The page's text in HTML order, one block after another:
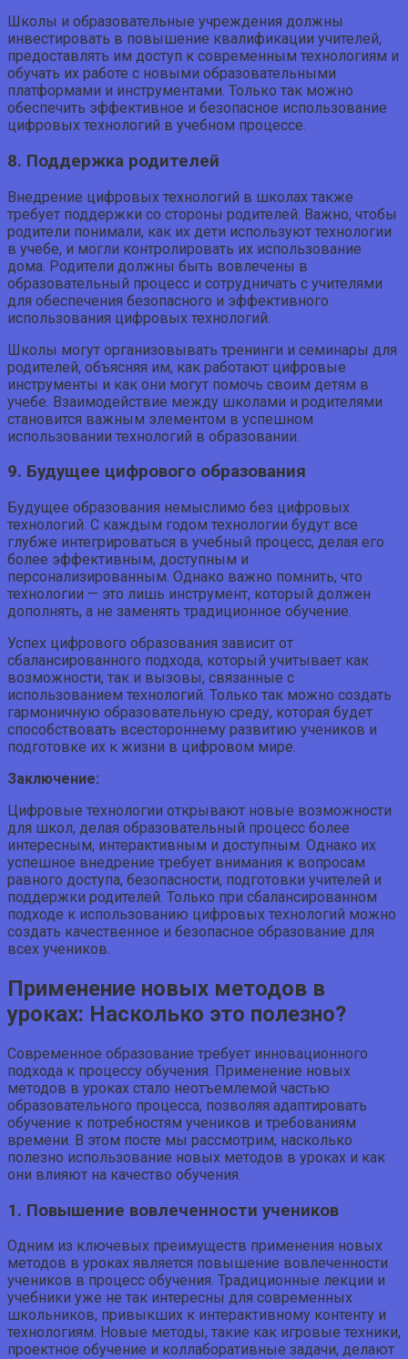
Школы и образовательные учреждения должны
инвестировать в повышение квалификации учителей,
предоставлять им доступ к современным технологиям и
обучать их работе с новыми образовательными
платформами и инструментами. Только так можно
обеспечить эффективное и безопасное использование
цифровых технологий в учебном процессе.
8. Поддержка родителей
Внедрение цифровых технологий в школах также
требует поддержки со стороны родителей. Важно, чтобы
родители понимали, как их дети используют технологии
в учебе, и могли контролировать их использование
дома. Родители должны быть вовлечены в
образовательный процесс и сотрудничать с учителями
для обеспечения безопасного и эффективного
использования цифровых технологий.
Школы могут организовывать тренинги и семинары для
родителей, объясняя им, как работают цифровые
инструменты и как они могут помочь своим детям в
учебе. Взаимодействие между школами и родителями
становится важным элементом в успешном
использовании технологий в образовании.
9. Будущее цифрового образования
Будущее образования немыслимо без цифровых
технологий. С каждым годом технологии будут все
глубже интегрироваться в учебный процесс, делая его
более эффективным, доступным и
персонализированным. Однако важно помнить, что
технологии — это лишь инструмент, который должен
дополнять, а не заменять традиционное обучение.
Успех цифрового образования зависит от
сбалансированного подхода, который учитывает как
возможности, так и вызовы, связанные с
использованием технологий. Только так можно создать
гармоничную образовательную среду, которая будет
способствовать всестороннему развитию учеников и
подготовке их к жизни в цифровом мире.
Заключение:
Цифровые технологии открывают новые возможности
для школ, делая образовательный процесс более
интересным, интерактивным и доступным. Однако их
успешное внедрение требует внимания к вопросам
равного доступа, безопасности, подготовки учителей и
поддержки родителей. Только при сбалансированном
подходе к использованию цифровых технологий можно
создать качественное и безопасное образование для
всех учеников.
Применение новых методов в
уроках: Насколько это полезно?
Современное образование требует инновационного
подхода к процессу обучения. Применение новых
методов в уроках стало неотъемлемой частью
образовательного процесса, позволяя адаптировать
обучение к потребностям учеников и требованиям
времени. В этом посте мы рассмотрим, насколько
полезно использование новых методов в уроках и как
они влияют на качество обучения.
1. Повышение вовлеченности учеников
Одним из ключевых преимуществ применения новых
методов в уроках является повышение вовлеченности
учеников в процесс обучения. Традиционные лекции и
учебники уже не так интересны для современных
школьников, привыкших к интерактивному контенту и
технологиям. Новые методы, такие как игровые техники,
проектное обучение и коллаборативные задачи, делают